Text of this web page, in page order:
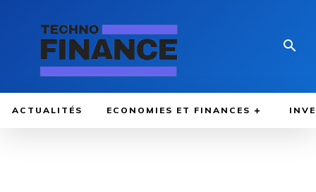
ACTUALITÉS ECONOMIES ET FINANCES